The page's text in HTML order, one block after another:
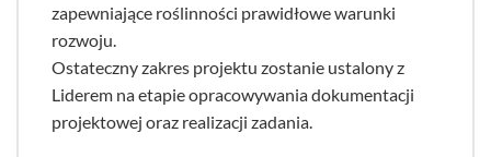
zapewniające roślinności prawidłowe warunki
rozwoju.
Ostateczny zakres projektu zostanie ustalony z
Liderem na etapie opracowywania dokumentacji
projektowej oraz realizacji zadania.